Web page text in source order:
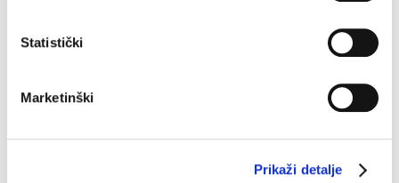
Statistički
Marketinški
Prikaži detalje